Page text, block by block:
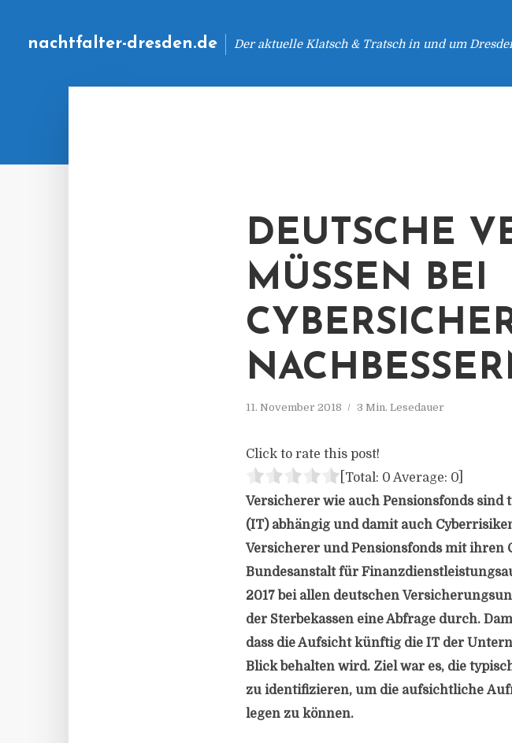
nachtfalter-dresden.de Der aktuelle Klatsch & Tratsch in und um
DEUTSCHE
MÜSSEN BEI
11. November 2018 3 Min. Lesedauer
Click to rate this post!
[Total: 0 Average: 0
Versicherer wie auch Pensionsfonds
(IT) abhängig und damit auch
Versicherer und Pensionsfonds mit
Bundesanstalt für
2017 bei allen deutschen
der Sterbekassen eine Abfrage durch.
dass die Aufsicht künftig die IT der
Blick behalten wird. Ziel war es, die
zu identifizieren, um die aufsichtliche
legen zu können.